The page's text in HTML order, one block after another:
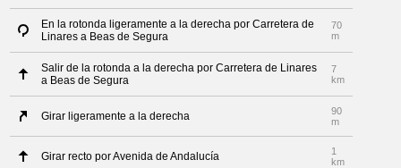
En la rotonda ligeramente a la derecha por Carretera de
Linares a Beas de Segura
70
m
Salir de la rotonda a la derecha por Carretera de Linares
a Beas de Segura
7
km
Girar ligeramente a la derecha
90
m
Girar recto por Avenida de Andalucía
1
km